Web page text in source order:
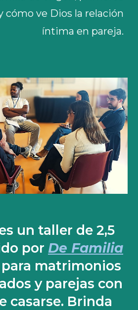
cómo ve Dios la relación
íntima en pareja.
un taller de 2,5
por De Familia
para matrimonios
y parejas con
casarse. Brinda